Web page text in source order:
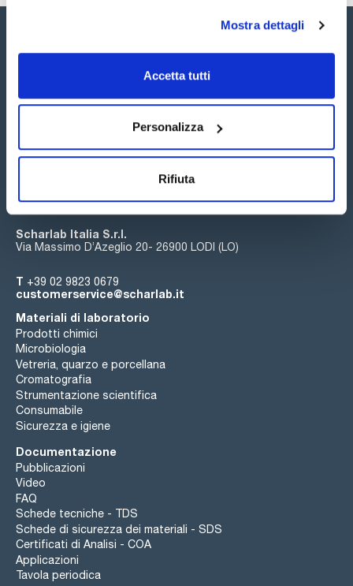
Mostra dettagli
Accetta tutti
Personalizza
Rifiuta
Seguici:
Iscriviti alla Newsletter
Scharlab Italia S.r.l.
Via Massimo D’Azeglio 20- 26900 LODI (LO)
T +39 02 9823 0679
customerservice@scharlab.it
Materiali di laboratorio
Prodotti chimici
Microbiologia
Vetreria, quarzo e porcellana
Cromatografia
Strumentazione scientifica
Consumabile
Sicurezza e igiene
Documentazione
Pubblicazioni
Video
FAQ
Schede tecniche - TDS
Schede di sicurezza dei materiali - SDS
Certificati di Analisi - COA
Applicazioni
Tavola periodica